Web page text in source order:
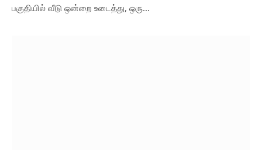
பகுதியில் வீடு ஒன்றை உடைத்து, ஒரு…